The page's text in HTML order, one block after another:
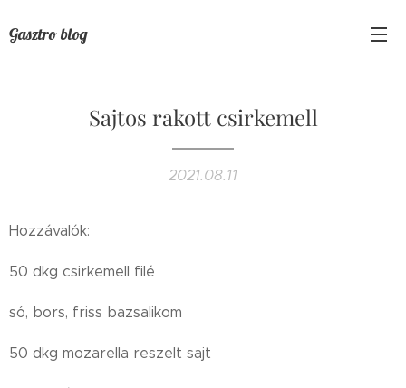
Gasztro blog
Sajtos rakott csirkemell
2021.08.11
Hozzávalók:
50 dkg csirkemell filé
só, bors, friss bazsalikom
50 dkg mozarella reszelt sajt